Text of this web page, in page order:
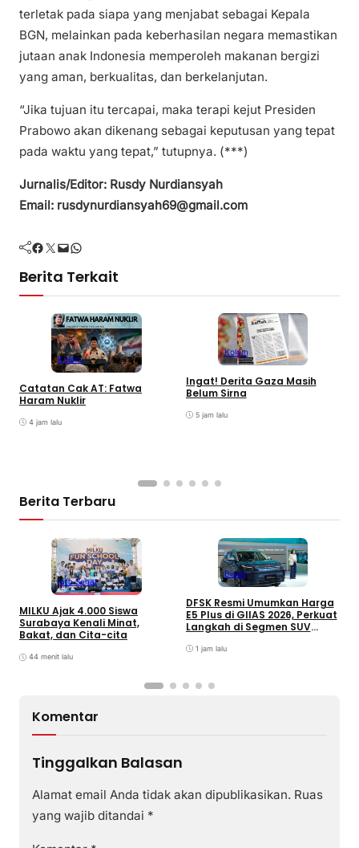
terletak pada siapa yang menjabat sebagai Kepala
BGN, melainkan pada keberhasilan negara memastikan
jutaan anak Indonesia memperoleh makanan bergizi
yang aman, berkualitas, dan berkelanjutan.
“Jika tujuan itu tercapai, maka terapi kejut Presiden
Prabowo akan dikenang sebagai keputusan yang tepat
pada waktu yang tepat,” tutupnya. (***)
Jurnalis/Editor: Rusdy Nurdiansyah
Email: rusdynurdiansyah69@gmail.com
Facebook Twitter Mail WhatsApp
Berita Terkait
Kolom
Catatan Cak AT: Fatwa
Haram Nuklir
4 jam lalu
Kolom
Ingat! Derita Gaza Masih
Belum Sirna
5 jam lalu
Berita Terbaru
Info Sehat
MILKU Ajak 4.000 Siswa
Surabaya Kenali Minat,
Bakat, dan Cita-cita
44 menit lalu
Bisnis
DFSK Resmi Umumkan Harga
E5 Plus di GIIAS 2026, Perkuat
Langkah di Segmen SUV
1 jam lalu
Komentar
Tinggalkan Balasan
Alamat email Anda tidak akan dipublikasikan. Ruas
yang wajib ditandai *